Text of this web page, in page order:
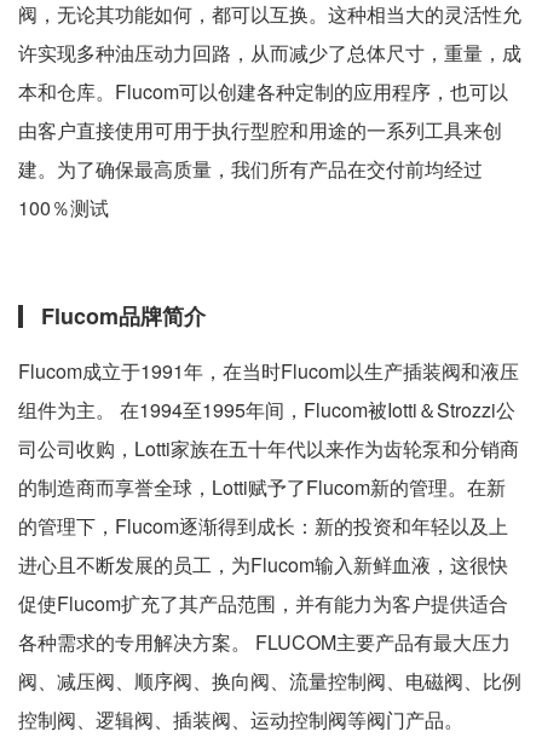
阀，无论其功能如何，都可以互换。这种相当大的灵活性允
许实现多种油压动力回路，从而减少了总体尺寸，重量，成
本和仓库。Flucom可以创建各种定制的应用程序，也可以
由客户直接使用可用于执行型腔和用途的一系列工具来创
建。为了确保最高质量，我们所有产品在交付前均经过
100％测试
Flucom品牌简介
Flucom成立于1991年，在当时Flucom以生产插装阀和液压
组件为主。 在1994至1995年间，Flucom被Iotti＆Strozzi公
司公司收购，Lotti家族在五十年代以来作为齿轮泵和分销商
的制造商而享誉全球，Lotti赋予了Flucom新的管理。在新
的管理下，Flucom逐渐得到成长：新的投资和年轻以及上
进心且不断发展的员工，为Flucom输入新鲜血液，这很快
促使Flucom扩充了其产品范围，并有能力为客户提供适合
各种需求的专用解决方案。 FLUCOM主要产品有最大压力
阀、减压阀、顺序阀、换向阀、流量控制阀、电磁阀、比例
控制阀、逻辑阀、插装阀、运动控制阀等阀门产品。